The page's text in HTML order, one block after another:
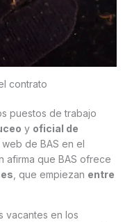
contrato
puestos de trabajo
y oficial de
web de BAS en el
afirma que BAS ofrece
, que empiezan entre
vacantes en los